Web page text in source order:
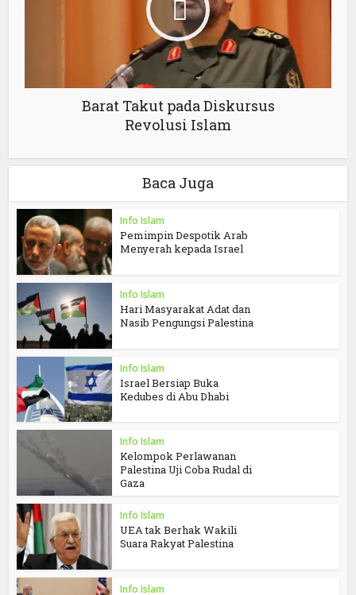
Barat Takut pada Diskursus
Revolusi Islam
Baca Juga
Info Islam
Pemimpin Despotik Arab
Menyerah kepada Israel
Info Islam
Hari Masyarakat Adat dan
Nasib Pengungsi Palestina
Info Islam
Israel Bersiap Buka
Kedubes di Abu Dhabi
Info Islam
Kelompok Perlawanan
Palestina Uji Coba Rudal di
Gaza
Info Islam
UEA tak Berhak Wakili
Suara Rakyat Palestina
Info Islam